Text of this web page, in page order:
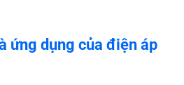
ứng dụng của điện áp